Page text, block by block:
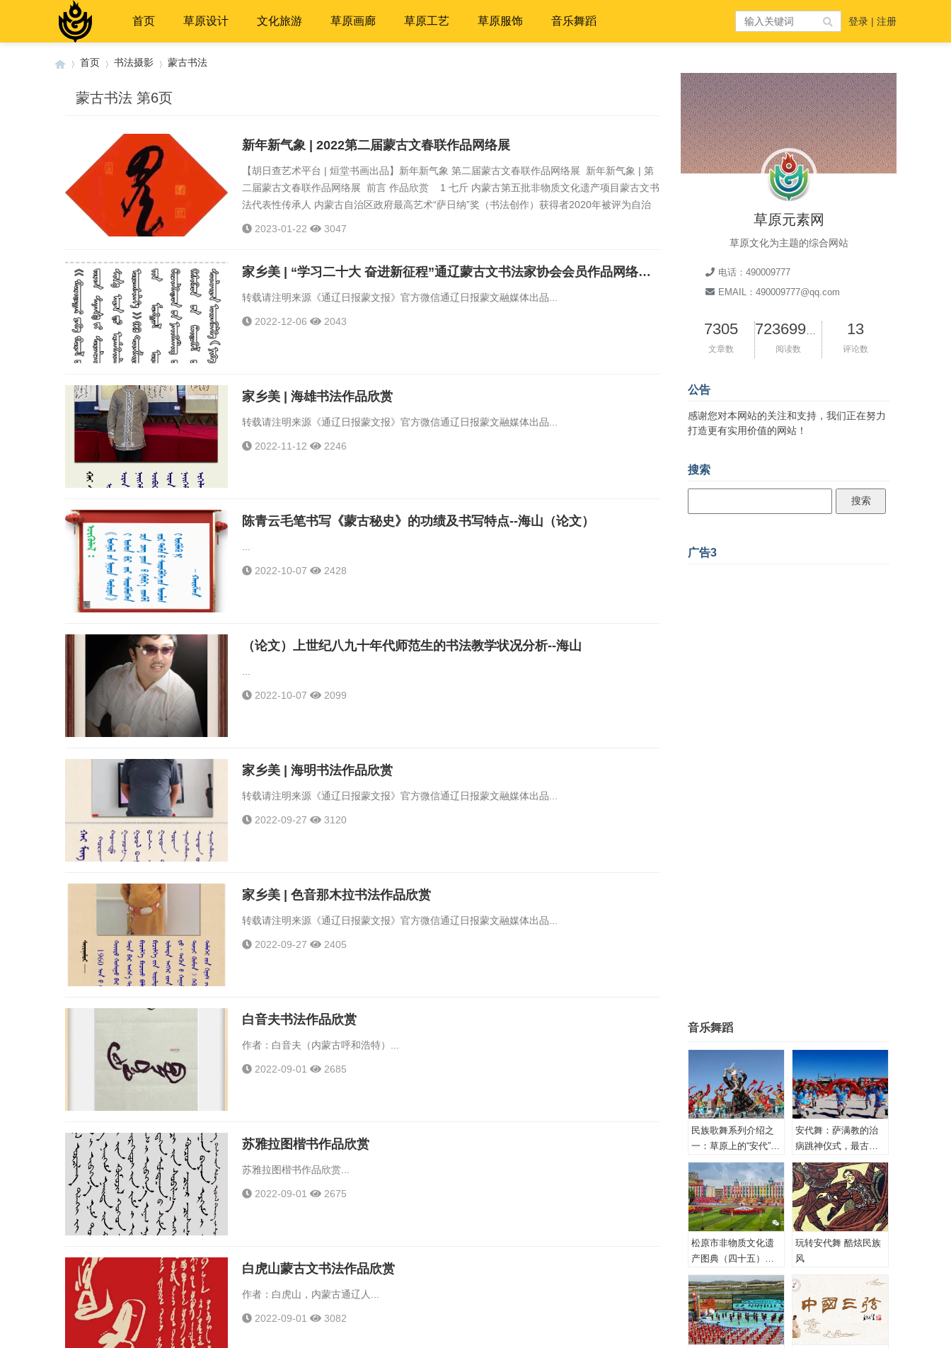
首页 草原设计 文化旅游 草原画廊 草原工艺 草原服饰 音乐舞蹈 登录 | 注册
首页 书法摄影 蒙古书法
蒙古书法 第6页
新年新气象 | 2022第二届蒙古文春联作品网络展
【胡日查艺术平台 | 烜堂书画出品】新年新气象 第二届蒙古文春联作品网络展 新年新气象 | 第
二届蒙古文春联作品网络展 前言 作品欣赏 1 七斤 内蒙古第五批非物质文化遗产项目蒙古文书
法代表性传承人 内蒙古自治区政府最高艺术“萨日纳”奖（书法创作）获得者2020年被评为自治
区文化名人，2020年度“兴安英才” 内蒙古书法家协会理事 兴安盟书法家协会...
2023-01-22 3047
家乡美 | “学习二十大 奋进新征程”通辽蒙古文书法家协会会员作品网络展览（一）
转载请注明来源《通辽日报蒙文报》官方微信通辽日报蒙文融媒体出品...
2022-12-06 2043
家乡美 | 海雄书法作品欣赏
转载请注明来源《通辽日报蒙文报》官方微信通辽日报蒙文融媒体出品...
2022-11-12 2246
陈青云毛笔书写《蒙古秘史》的功绩及书写特点--海山（论文）
2022-10-07 2428
（论文）上世纪八九十年代师范生的书法教学状况分析--海山
2022-10-07 2099
家乡美 | 海明书法作品欣赏
转载请注明来源《通辽日报蒙文报》官方微信通辽日报蒙文融媒体出品...
2022-09-27 3120
家乡美 | 色音那木拉书法作品欣赏
转载请注明来源《通辽日报蒙文报》官方微信通辽日报蒙文融媒体出品...
2022-09-27 2405
白音夫书法作品欣赏
作者：白音夫（内蒙古呼和浩特）...
2022-09-01 2685
苏雅拉图楷书作品欣赏
苏雅拉图楷书作品欣赏...
2022-09-01 2675
白虎山蒙古文书法作品欣赏
作者：白虎山，内蒙古通辽人...
2022-09-01 3082
草原元素网
草原文化为主题的综合网站
电话：490009777
EMAIL：490009777@qq.com
7305
文章数 阅读数
13
评论数
公告
感谢您对本网站的关注和支持，我们正在努力
打造更有实用价值的网站！
搜索
广告3
音乐舞蹈
民族歌舞系列介绍之
一：草原上的“安代”和
安代舞
安代舞：萨满教的治
病跳神仪式，最古老
的心理治疗！
松原市非物质文化遗
产图典（四十五）蒙
古族安代舞
玩转安代舞 酷炫民族
风